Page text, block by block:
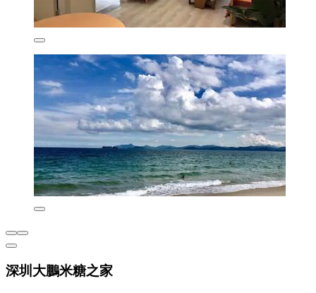
深圳大鵬米糖之家